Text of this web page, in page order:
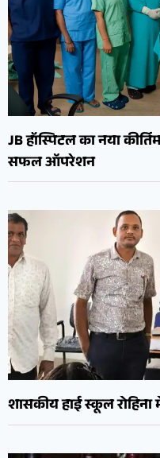
JB हॉस्पिटल का नया
सफल ऑपरेशन
शासकीय हाई स्कूल